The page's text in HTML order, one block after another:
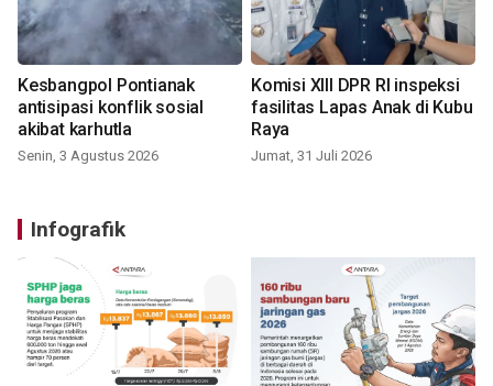
Kesbangpol Pontianak
antisipasi konflik sosial
akibat karhutla
Senin, 3 Agustus 2026
Komisi XIII DPR RI inspeksi
fasilitas Lapas Anak di Kubu
Raya
Jumat, 31 Juli 2026
Infografik